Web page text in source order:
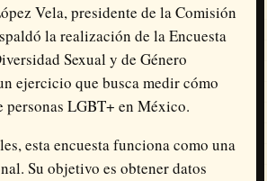
Vela, presidente de la Comisión
la realización de la Encuesta
Sexual y de Género
ejercicio que busca medir cómo
LGBT+ en México.
esta encuesta funciona como una
Su objetivo es obtener datos